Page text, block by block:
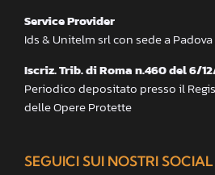
Service Provider
Ids & Unitelm srl con sede a Padova
Iscriz. Trib. di Roma n.460 del 6/
Periodico depositato presso il
delle Opere Protette
SEGUICI SUI NOSTRI SOCIAL